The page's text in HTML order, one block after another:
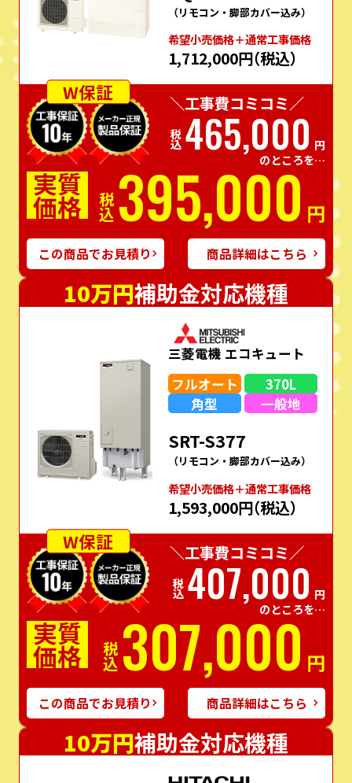
（リモコン・脚部カバー込み）
希望⼩売価格＋通常⼯事価格
1,712,000円（税込）
W保証
＼工事費コミコミ／
税込465,000 円
のところを…
実質
価格 税込395,000 円
この商品でお見積り 商品詳細はこちら
10万円補助金対応機種
三菱電機 エコキュート
フルオート
370L
角型
一般地
SRT-S377
（リモコン・脚部カバー込み）
希望⼩売価格＋通常⼯事価格
1,593,000円（税込）
W保証
＼工事費コミコミ／
税込407,000 円
のところを…
実質
価格 税込307,000 円
この商品でお見積り 商品詳細はこちら
10万円補助金対応機種